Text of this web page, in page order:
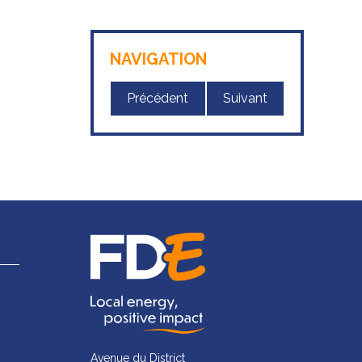
NAVIGATION
Précédent Suivant
Avenue du District